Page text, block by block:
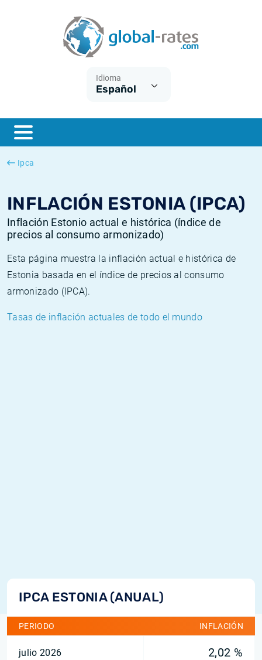
Idioma
Español
Ipca
INFLACIÓN ESTONIA (IPCA)
Inflación Estonio actual e histórica (índice de
precios al consumo armonizado)
Esta página muestra la inflación actual e histórica de
Estonia basada en el índice de precios al consumo
armonizado (IPCA).
Tasas de inflación actuales de todo el mundo
IPCA ESTONIA (ANUAL)
PERIODO INFLACIÓN
julio 2026 2,02 %
ESTER
SONIA
¿Qué es la inflación IPC?
¿Qué es la inflación IPCA?
Inflación Español - IPC
Inflación Estadounidense
Euribor - histórico
SOFR - histórico
TONAR - histórico
Calculadora de inflación